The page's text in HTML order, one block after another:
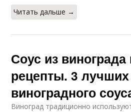
Читать дальше →
Соус из
рецепты. 3 лучших
виноградного
Виноград традиционно